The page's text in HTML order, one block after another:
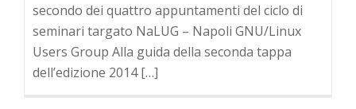
secondo dei quattro appuntamenti del ciclo di
seminari targato NaLUG – Napoli GNU/Linux
Users Group Alla guida della seconda tappa
dell’edizione 2014 […]